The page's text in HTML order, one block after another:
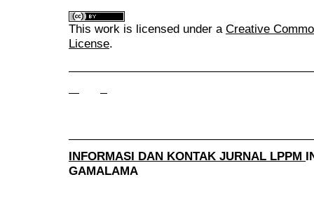
This work is licensed under a Creative
License.
INFORMASI DAN KONTAK JURNAL LPPM
GAMALAMA